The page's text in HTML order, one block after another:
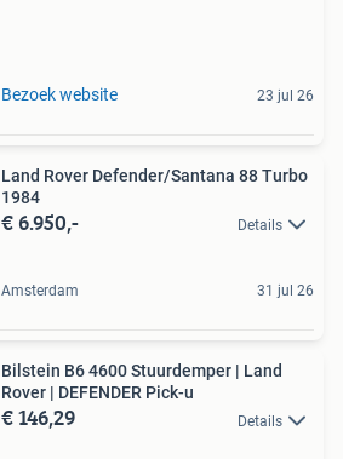
Bezoek website 23 jul 26
Land Rover Defender/Santana 88 Turbo
1984
€ 6.950,- Details
Amsterdam 31 jul 26
Bilstein B6 4600 Stuurdemper | Land
Rover | DEFENDER Pick-u
€ 146,29 Details